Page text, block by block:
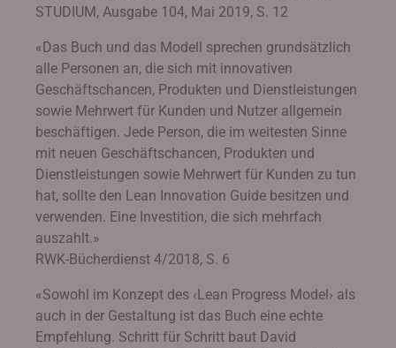
STUDIUM, Ausgabe 104, Mai 2019, S. 12
«Das Buch und das Modell sprechen grundsätzlich
alle Personen an, die sich mit innovativen
Geschäftschancen, Produkten und Dienstleistungen
sowie Mehrwert für Kunden und Nutzer allgemein
beschäftigen. Jede Person, die im weitesten Sinne
mit neuen Geschäftschancen, Produkten und
Dienstleistungen sowie Mehrwert für Kunden zu tun
hat, sollte den Lean Innovation Guide besitzen und
verwenden. Eine Investition, die sich mehrfach
auszahlt.»
RWK-Bücherdienst 4/2018, S. 6
«Sowohl im Konzept des ‹Lean Progress Model› als
auch in der Gestaltung ist das Buch eine echte
Empfehlung. Schritt für Schritt baut David